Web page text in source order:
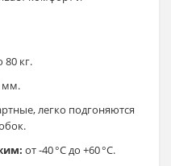
80 кг.
мм.
легко подгоняются
от -40 °C до +60 °C.